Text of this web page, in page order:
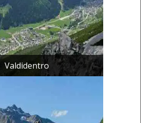
Valdidentro